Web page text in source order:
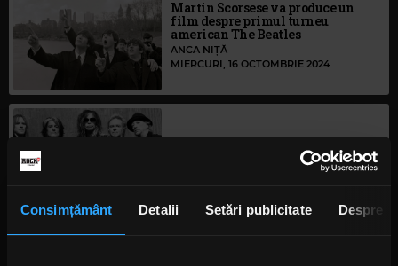
Consimțământ Detalii Setări publicitate Despre
Martin Scorsese va produce un
film despre primul turneu
american The Beatles
ANCA NIȚĂ
MIERCURI, 16 OCTOMBRIE 2024